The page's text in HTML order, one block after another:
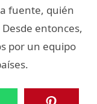
fuente, quién
entonces,
por un equipo